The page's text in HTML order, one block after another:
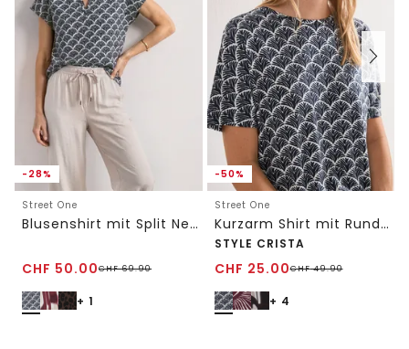
-28%
Street One
Blusenshirt mit Split Neck und Leo-Muster
CHF 50.00CHF69.90
+ 1
-50%
Street One
Kurzarm Shirt mit Rundhals und Print
STYLE CRISTA
CHF 25.00CHF49.90
+ 4